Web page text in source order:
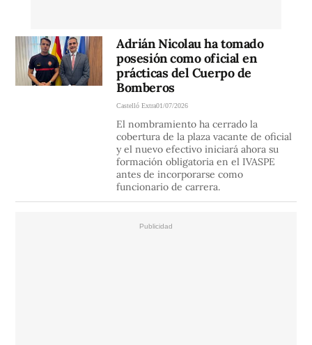
Adrián Nicolau ha tomado
posesión como oficial en
prácticas del Cuerpo de
Bomberos
Castelló Extra01/07/2026
El nombramiento ha cerrado la
cobertura de la plaza vacante de oficial
y el nuevo efectivo iniciará ahora su
formación obligatoria en el IVASPE
antes de incorporarse como
funcionario de carrera.